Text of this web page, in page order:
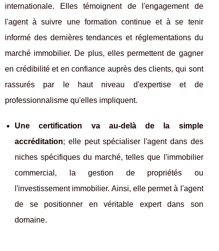
internationale. Elles témoignent de l'engagement de
l'agent à suivre une formation continue et à se tenir
informé des dernières tendances et réglementations du
marché immobilier. De plus, elles permettent de gagner
en crédibilité et en confiance auprès des clients, qui sont
rassurés par le haut niveau d'expertise et de
professionnalisme qu'elles impliquent.
Une certification va au-delà de la simple
accréditation; elle peut spécialiser l'agent dans des
niches spécifiques du marché, telles que l'immobilier
commercial, la gestion de propriétés ou
l'investissement immobilier. Ainsi, elle permet à l'agent
de se positionner en véritable expert dans son
domaine.